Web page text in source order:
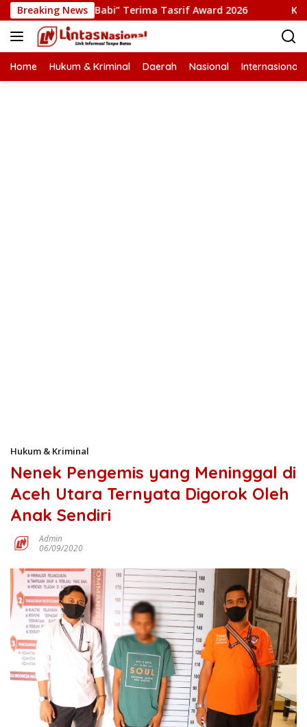
Langsung
ke
konten
Breaking News
“Pesta Babi” Terima Tasrif Award 2026
Home Hukum & Kriminal Daerah Nasional Internasional
Hukum & Kriminal
Nenek Pengemis yang Meninggal di
Aceh Utara Ternyata Digorok Oleh
Anak Sendiri
Admin
06/09/2020